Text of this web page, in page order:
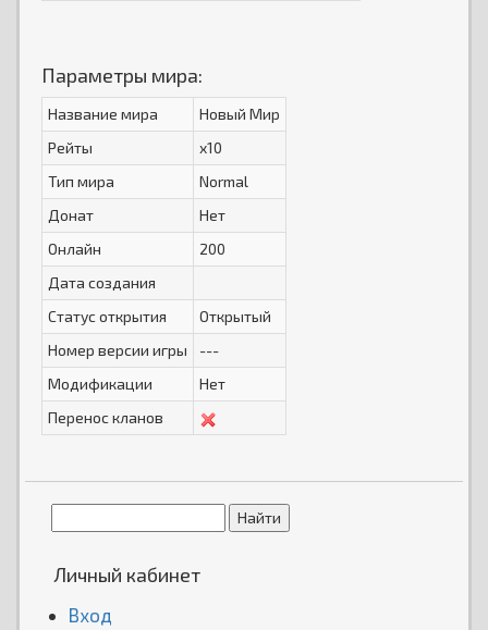
Параметры мира:
Название мира
Новый Мир
Рейты
x10
Тип мира
Normal
Донат
Нет
Онлайн
200
Дата создания
Статус открытия
Открытый
Номер версии игры
---
Модификации
Нет
Перенос кланов
Личный кабинет
Вход